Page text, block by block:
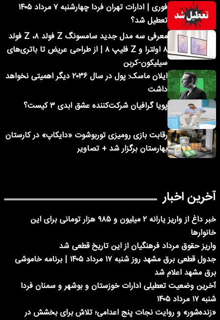
فوری | ادارات تهران فردا چهارشنبه ۷ مرداد ۱۴۰۵
تعطیل شد؟
معرفی سه مدل جدید سامسونگ Z فولد ۸، Z فولد
۸ اولترا و Z فلیپ ۸ | از طراحی عریض تا باتری‌های
سیلیکون-کربن
ایلان ماسک: پول در سال ۲۰۳۶ دیگر اهمیتی نخواهد
داشت
پویا گرافیان شرکت‌کننده عشق ابدی ۳ کیست؟
رقابت بازی رومیزی توربوشوت «دایکاپ» در کارستان
بهارستان برگزار شد + تصاویر
آخرین اخبار
خبر داغ از واریز یارانه ۲ میلیون و ۹۸۵ هزار تومانی برای این
خانوارها
واریز حقوق مرداد فرهنگیان از این تاریخ قطعی شد
جدول قطعی برق مشهد روز شنبه ۱۷ مرداد ۱۴۰۵ | برنامه خاموشی
برق مشهد اعلام شد
آخرین وضعیت تعطیلی ادارات خوزستان و بوشهر و سمنان فردا
شنبه ۱۷ مرداد ۱۴۰۵
«زنده‌شور» و روایت نجات پنج اعدامی؛ تلاش برای بخشش در